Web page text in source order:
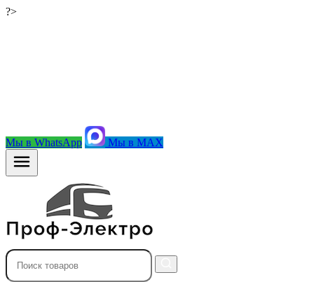
?>
Мы в WhatsApp Мы в MAX